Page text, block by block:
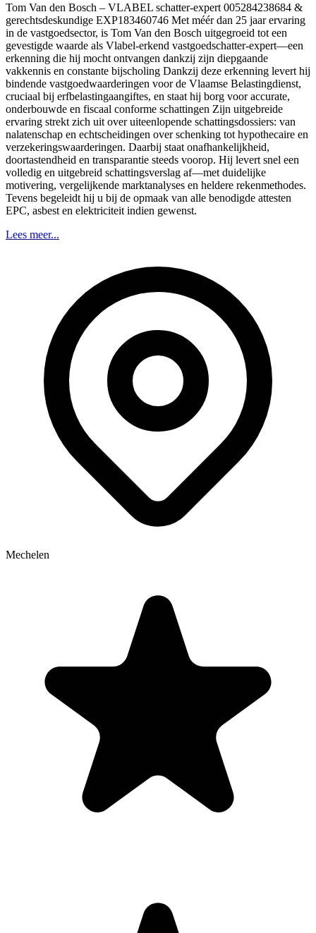
Tom Van den Bosch – VLABEL schatter-expert 005284238684 &
gerechtsdeskundige EXP183460746 Met méér dan 25 jaar ervaring
in de vastgoedsector, is Tom Van den Bosch uitgegroeid tot een
gevestigde waarde als Vlabel‑erkend vastgoedschatter-expert—een
erkenning die hij mocht ontvangen dankzij zijn diepgaande
vakkennis en constante bijscholing Dankzij deze erkenning levert hij
bindende vastgoedwaarderingen voor de Vlaamse Belastingdienst,
cruciaal bij erfbelastingaangiftes, en staat hij borg voor accurate,
onderbouwde en fiscaal conforme schattingen Zijn uitgebreide
ervaring strekt zich uit over uiteenlopende schattingsdossiers: van
nalatenschap en echtscheidingen over schenking tot hypothecaire en
verzekeringswaarderingen. Daarbij staat onafhankelijkheid,
doortastendheid en transparantie steeds voorop. Hij levert snel een
volledig en uitgebreid schattingsverslag af—met duidelijke
motivering, vergelijkende marktanalyses en heldere rekenmethodes.
Tevens begeleidt hij u bij de opmaak van alle benodigde attesten
EPC, asbest en elektriciteit indien gewenst.
Lees meer...
Mechelen